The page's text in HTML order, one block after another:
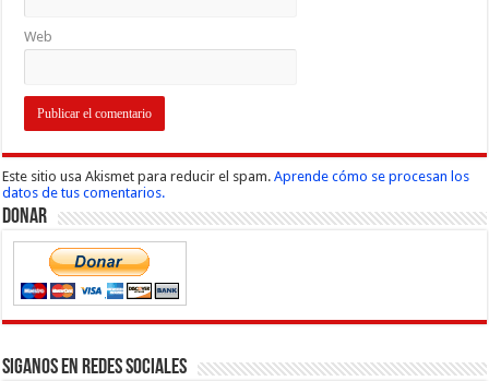
Web
Este sitio usa Akismet para reducir el spam.Aprende cómo se procesan los
datos de tus comentarios.
Donar
Siganos en Redes Sociales